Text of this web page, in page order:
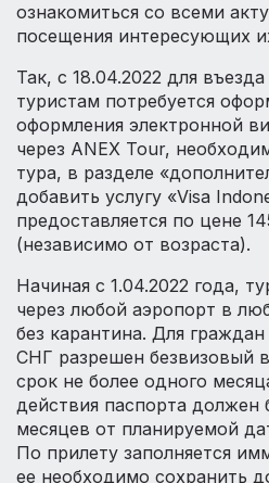
ознакомиться со всеми
посещения интересующих
Так, с 18.04.2022 для
туристам потребуется
оформления электронной
через ANEX Tour,
тура, в разделе
добавить услугу «Visa
предоставляется по цене
(независимо от возраста).
Начиная с 1.04.2022 года,
через любой аэропорт в
без карантина. Для
СНГ разрешен безвизовый
срок не более одного
действия паспорта должен
месяцев от планируемой
По прилету заполняется
ее необходимо сохранить